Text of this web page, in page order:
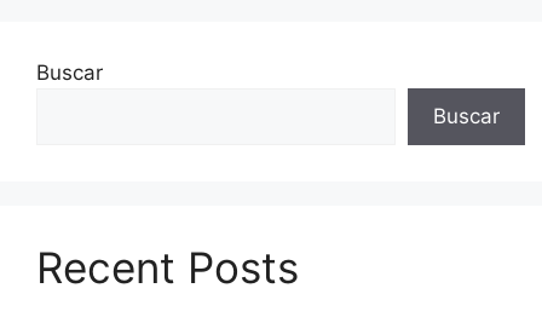
Buscar
Buscar
Recent Posts